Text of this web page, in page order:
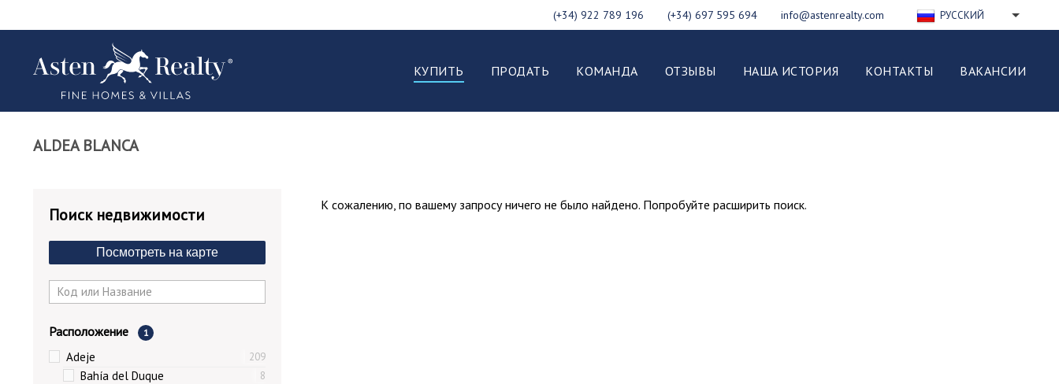
РУССКИЙ
ESPAÑOL
(+34) 922 789 196 (+34) 697 595 694 info@astenrealty.com
КУПИТЬ ПРОДАТЬ КОМАНДА ОТЗЫВЫ НАША ИСТОРИЯ КОНТАКТЫ ВАКАНСИИ
ALDEA BLANCA
Поиск недвижимости
Посмотреть на карте
Расположение 1
Adeje 209
Bahía del Duque 8
К сожалению, по вашему запросу ничего не было найдено. Попробуйте расширить поиск.